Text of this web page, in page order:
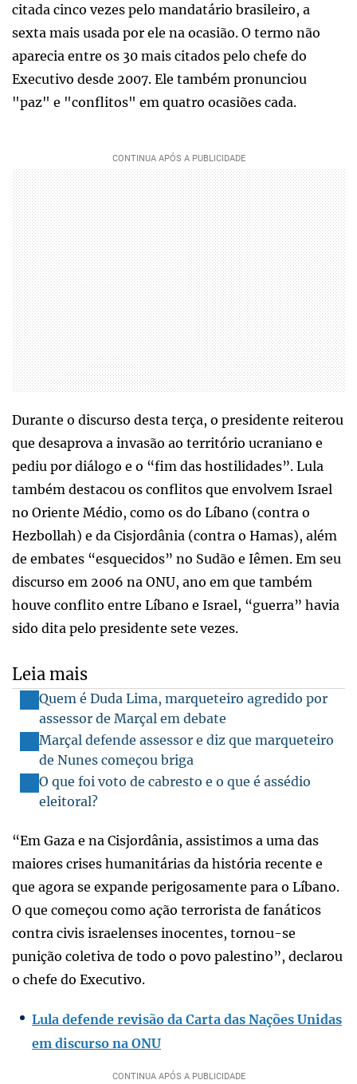
citada cinco vezes pelo mandatário brasileiro, a
sexta mais usada por ele na ocasião. O termo não
aparecia entre os 30 mais citados pelo chefe do
Executivo desde 2007. Ele também pronunciou
"paz" e "conflitos" em quatro ocasiões cada.
Durante o discurso desta terça, o presidente reiterou
que desaprova a invasão ao território ucraniano e
pediu por diálogo e o “fim das hostilidades”. Lula
também destacou os conflitos que envolvem Israel
no Oriente Médio, como os do Líbano (contra o
Hezbollah) e da Cisjordânia (contra o Hamas), além
de embates “esquecidos” no Sudão e Iêmen. Em seu
discurso em 2006 na ONU, ano em que também
houve conflito entre Líbano e Israel, “guerra” havia
sido dita pelo presidente sete vezes.
Leia mais
Quem é Duda Lima, marqueteiro agredido por
assessor de Marçal em debate
Marçal defende assessor e diz que marqueteiro
de Nunes começou briga
O que foi voto de cabresto e o que é assédio
eleitoral?
“Em Gaza e na Cisjordânia, assistimos a uma das
maiores crises humanitárias da história recente e
que agora se expande perigosamente para o Líbano.
O que começou como ação terrorista de fanáticos
contra civis israelenses inocentes, tornou-se
punição coletiva de todo o povo palestino”, declarou
o chefe do Executivo.
Lula defende revisão da Carta das Nações Unidas
em discurso na ONU